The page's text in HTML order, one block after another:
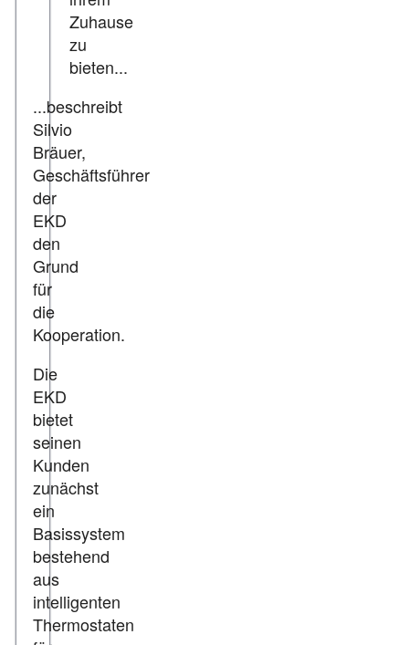
Zuhause
zu
bieten...
...beschreibt
Silvio
Bräuer,
Geschäftsführer
der
EKD
den
Grund
für
die
Kooperation.
Die
EKD
bietet
seinen
Kunden
zunächst
ein
Basissystem
bestehend
aus
intelligenten
Thermostaten